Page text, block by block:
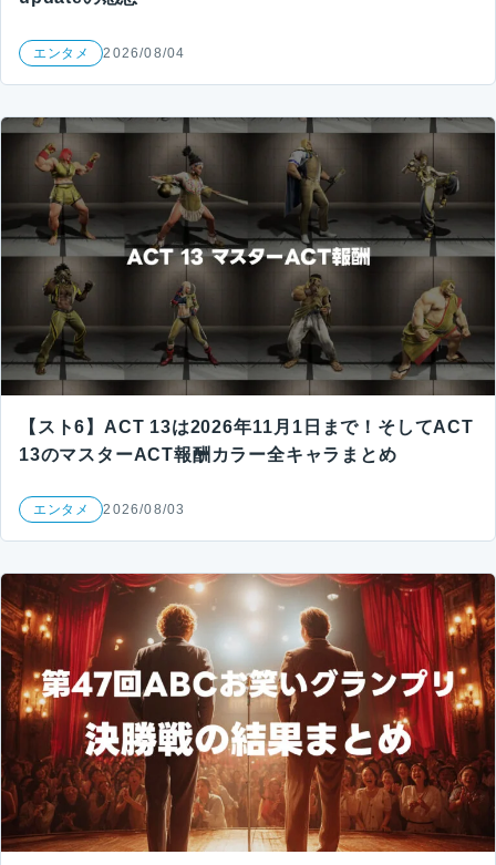
エンタメ 2026/08/04
【スト6】ACT 13は2026年11月1日まで！そしてACT
13のマスターACT報酬カラー全キャラまとめ
エンタメ 2026/08/03